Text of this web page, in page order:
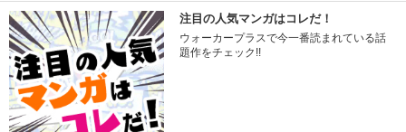
注目の人気マンガはコレだ！
ウォーカープラスで今一番読まれている話
題作をチェック!!